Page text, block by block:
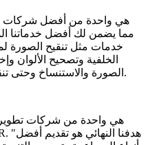
مما يضمن لك أفضل خدماتنا
خدمات مثل تنقيح الصورة
الخلفية وتصحيح الألوان
الصورة والاستنساخ وحتى تنقيح الصور ؛ نحن نقدم كل هذا وأكثر.